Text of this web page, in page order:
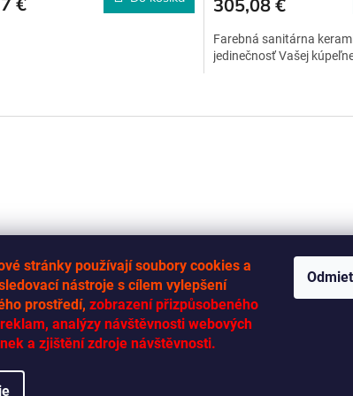
stránky používají soubory cookies a
nástroje s cílem vylepšení
prostředí, zobrazení přizpůsobeného
analýzy návštěvnosti webových
a zjištění zdroje návštěvnosti.
305,08 €
Farebná sanitárna
jedinečnosť Vašej
v
e
v
k
RYCHLÁ-DODÁVKA.CZ